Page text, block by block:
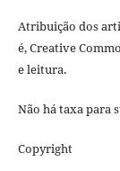
Atribuição dos
é, Creative
e leitura.
Não há taxa para
Copyright